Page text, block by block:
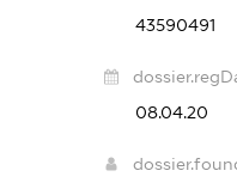
43590491
08.04.20